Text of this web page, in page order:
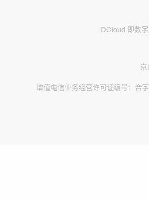
DCloud 即数
增值电信业务经营许可证编号：合